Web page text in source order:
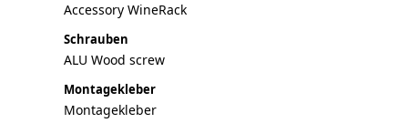
Accessory WineRack
Schrauben
ALU Wood screw
Montagekleber
Montagekleber